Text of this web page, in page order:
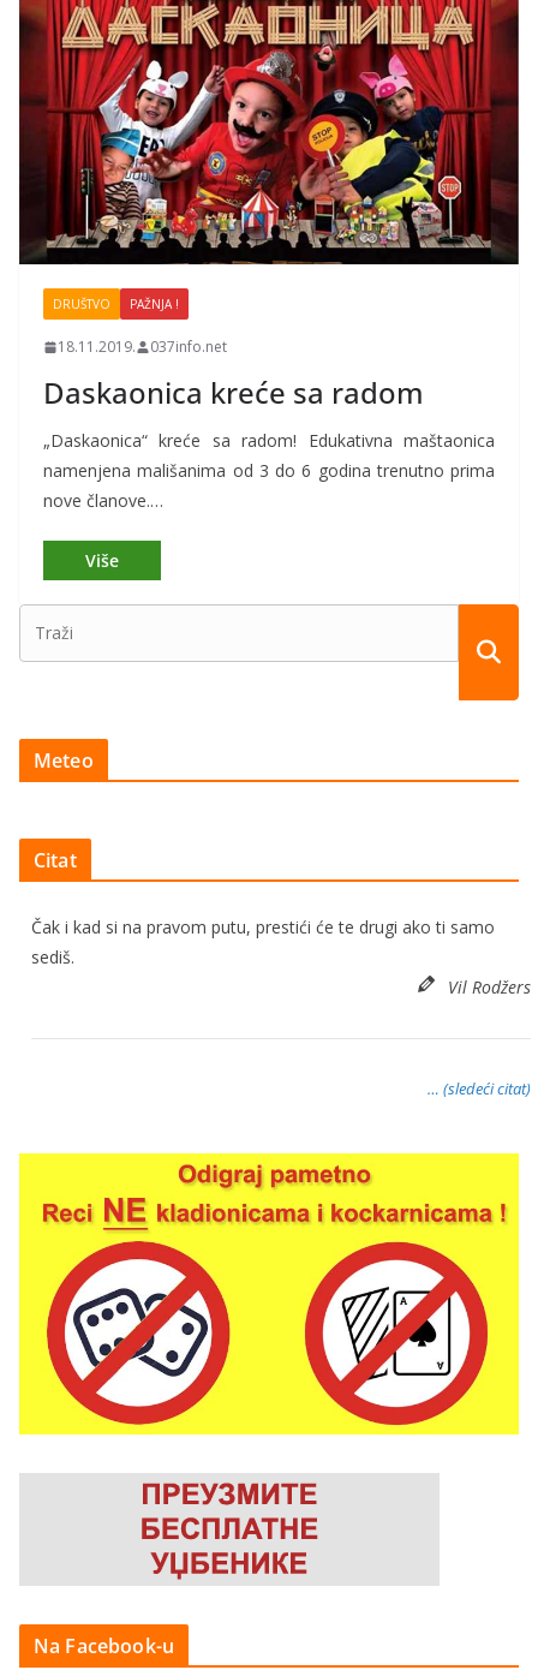
DRUŠTVO PAŽNJA !
18.11.2019. 037info.net
Daskaonica kreće sa radom
„Daskaonica“ kreće sa radom! Edukativna maštaonica
namenjena mališanima od 3 do 6 godina trenutno prima
nove članove.…
Meteo
Citat
Čak i kad si na pravom putu, prestići će te drugi ako ti samo
sediš.
Vil Rodžers
… (sledeći citat)
Na Facebook-u